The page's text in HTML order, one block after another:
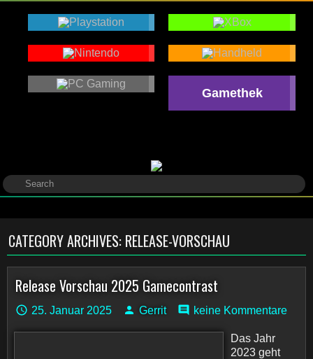
Gamethek
CATEGORY ARCHIVES: RELEASE-VORSCHAU
Release Vorschau 2025 Gamecontrast
25. Januar 2025 Gerrit keine Kommentare
Das Jahr
2023 geht